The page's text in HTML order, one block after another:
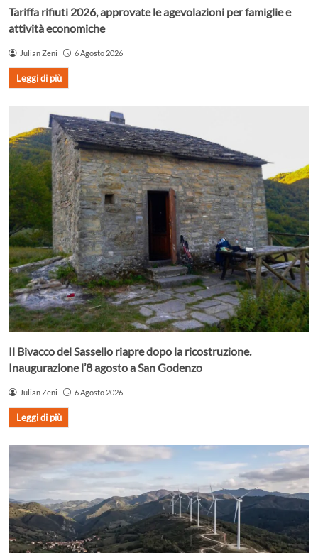
Tariffa rifiuti 2026, approvate le agevolazioni per famiglie e
attività economiche
Julian Zeni 6 Agosto 2026
Leggi di più
Il Bivacco del Sassello riapre dopo la ricostruzione.
Inaugurazione l’8 agosto a San Godenzo
Julian Zeni 6 Agosto 2026
Leggi di più